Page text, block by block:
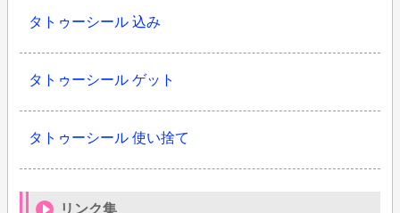
タトゥーシール 込み
タトゥーシール ゲット
タトゥーシール 使い捨て
リンク集